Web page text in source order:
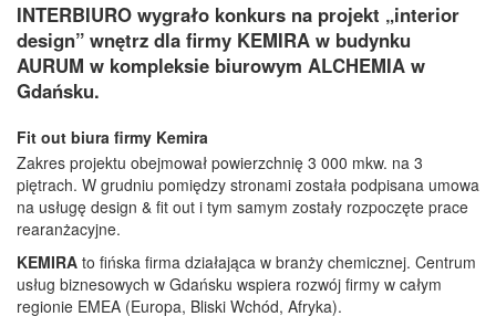
INTERBIURO wygrało konkurs na projekt „interior
design” wnętrz dla firmy KEMIRA w budynku
AURUM w kompleksie biurowym ALCHEMIA w
Gdańsku.
Fit out biura firmy Kemira
Zakres projektu obejmował powierzchnię 3 000 mkw. na 3
piętrach. W grudniu pomiędzy stronami została podpisana umowa
na usługę design & fit out i tym samym zostały rozpoczęte prace
rearanżacyjne.
KEMIRA to fińska firma działająca w branży chemicznej. Centrum
usług biznesowych w Gdańsku wspiera rozwój firmy w całym
regionie EMEA (Europa, Bliski Wchód, Afryka).